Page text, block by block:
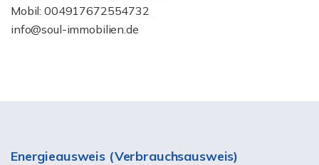
Mobil: 004917672554732
info@soul-immobilien.de
Energieausweis (Verbrauchsausweis)